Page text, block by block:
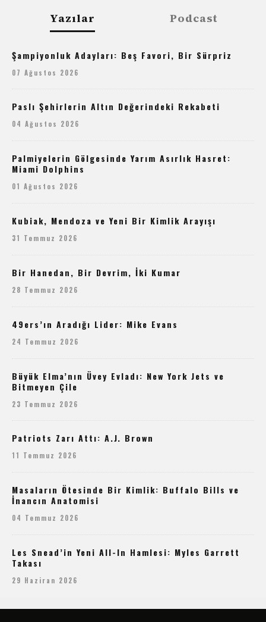
Yazılar Podcast
Şampiyonluk Adayları: Beş Favori, Bir Sürpriz
07 Ağustos 2026
Paslı Şehirlerin Altın Değerindeki Rekabeti
04 Ağustos 2026
Palmiyelerin Gölgesinde Yarım Asırlık Hasret:
Miami Dolphins
01 Ağustos 2026
Kubiak, Mendoza ve Yeni Bir Kimlik Arayışı
31 Temmuz 2026
Bir Hanedan, Bir Devrim, İki Kumar
28 Temmuz 2026
49ers’ın Aradığı Lider: Mike Evans
24 Temmuz 2026
Büyük Elma’nın Üvey Evladı: New York Jets ve
Bitmeyen Çile
23 Temmuz 2026
Patriots Zarı Attı: A.J. Brown
11 Temmuz 2026
Masaların Ötesinde Bir Kimlik: Buffalo Bills ve
İnancın Anatomisi
04 Temmuz 2026
Les Snead’in Yeni All-In Hamlesi: Myles Garrett
Takası
29 Haziran 2026